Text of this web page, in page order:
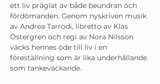
ett liv präglat av både beundran och
fördömanden. Genom nyskriven musik
av Andrea Tarrodi, libretto av Klas
Östergren och regi av Nora Nilsson
väcks hennes öde till liv i en
föreställning som är lika underhållande
som tankeväckande.